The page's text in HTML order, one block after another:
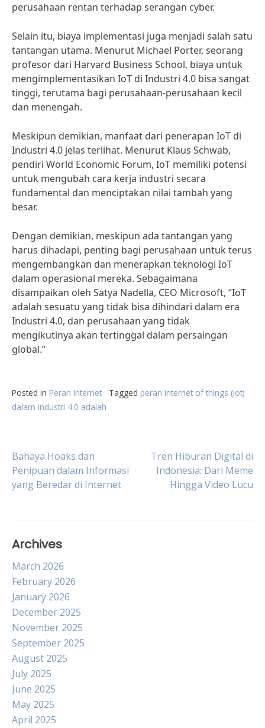
perusahaan rentan terhadap serangan cyber.
Selain itu, biaya implementasi juga menjadi salah satu
tantangan utama. Menurut Michael Porter, seorang
profesor dari Harvard Business School, biaya untuk
mengimplementasikan IoT di Industri 4.0 bisa sangat
tinggi, terutama bagi perusahaan-perusahaan kecil
dan menengah.
Meskipun demikian, manfaat dari penerapan IoT di
Industri 4.0 jelas terlihat. Menurut Klaus Schwab,
pendiri World Economic Forum, IoT memiliki potensi
untuk mengubah cara kerja industri secara
fundamental dan menciptakan nilai tambah yang
besar.
Dengan demikian, meskipun ada tantangan yang
harus dihadapi, penting bagi perusahaan untuk terus
mengembangkan dan menerapkan teknologi IoT
dalam operasional mereka. Sebagaimana
disampaikan oleh Satya Nadella, CEO Microsoft, “IoT
adalah sesuatu yang tidak bisa dihindari dalam era
Industri 4.0, dan perusahaan yang tidak
mengikutinya akan tertinggal dalam persaingan
global.”
Posted in Peran Internet Tagged peran internet of things (iot)
dalam industri 4.0 adalah
Post
navigation
Bahaya Hoaks dan
Penipuan dalam Informasi
yang Beredar di Internet
Tren Hiburan Digital di
Indonesia: Dari Meme
Hingga Video Lucu
Archives
March 2026
February 2026
January 2026
December 2025
November 2025
September 2025
August 2025
July 2025
June 2025
May 2025
April 2025